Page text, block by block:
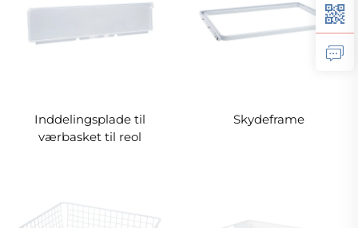
Inddelingsplade til
værbasket til reol
Skydeframe